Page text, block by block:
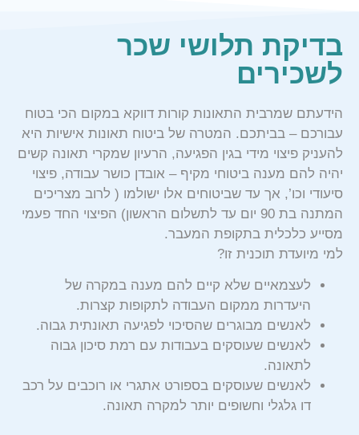
בדיקת תלושי שכר
לשכירים
הידעתם שמרבית התאונות קורות דווקא במקום הכי בטוח
עבורכם – בביתכם. המטרה של ביטוח תאונות אישיות היא
להעניק פיצוי מידי בגין הפגיעה, הרעיון שמקרי תאונה קשים
יהיה להם מענה ביטוחי מקיף – אובדן כושר עבודה, פיצוי
סיעודי וכו’, אך עד שביטוחים אלו ישולמו ( לרוב מצריכים
המתנה בת 90 יום עד לתשלום הראשון) הפיצוי החד פעמי
מסייע כלכלית בתקופת המעבר.
למי מיועדת תוכנית זו?
לעצמאיים שלא קיים להם מענה במקרה של
היעדרות ממקום העבודה לתקופות קצרות.
לאנשים מבוגרים שהסיכוי לפגיעה תאונתית גבוה.
לאנשים שעוסקים בעבודות עם רמת סיכון גבוה
לתאונה.
לאנשים שעוסקים בספורט אתגרי או רוכבים על רכב
דו גלגלי וחשופים יותר למקרה תאונה.